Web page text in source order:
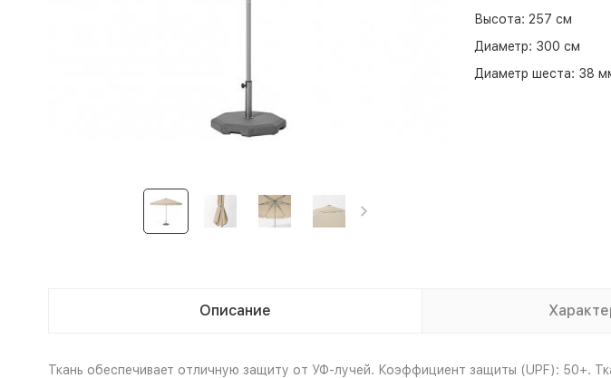
Высота: 257 см
Диаметр: 300 см
Диаметр шеста: 38
Описание
Ткань обеспечивает отличную защиту от УФ-лучей. Коэффициент защиты (UPF): 50+.